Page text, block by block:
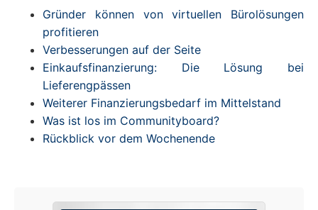
Gründer können von virtuellen Bürolösungen
profitieren
Verbesserungen auf der Seite
Einkaufsfinanzierung: Die Lösung bei
Lieferengpässen
Weiterer Finanzierungsbedarf im Mittelstand
Was ist los im Communityboard?
Rückblick vor dem Wochenende